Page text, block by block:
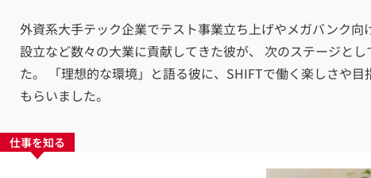
外資系大手テック企業でテスト事業立ち上げやメガバンク向
設立など数々の大業に貢献してきた彼が、
次のステージと
た。
「理想的な環境」と語る彼に、SHIFTで働く楽しさや
もらいました。
仕事を知る